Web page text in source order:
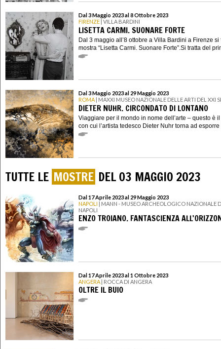
Dal 3 Maggio 2023 al 8 Ottobre 2023
FIRENZE | VILLA BARDINI
LISETTA CARMI. SUONARE FORTE
Dal 3 maggio all’8 ottobre a Villa Bardini a Firenze si
mostra “Lisetta Carmi. Suonare Forte”.Si tratta del
Dal 3 Maggio 2023 al 29 Maggio 2023
ROMA | MAXXI MUSEO NAZIONALE DELLE ARTI DEL XXI
DIETER NUHR. CIRCONDATO DI LONTANO
Viaggiare per il mondo in nome dell’arte – questo è
con cui l’artista tedesco Dieter Nuhr torna ad esporre
TUTTE LE MOSTRE DEL 03 MAGGIO 2023
Dal 17 Aprile 2023 al 29 Maggio 2023
NAPOLI | MANN - MUSEO ARCHEOLOGICO NAZIONALE
NAPOLI
ENZO TROIANO. FANTASCIENZA
Dal 17 Aprile 2023 al 1 Ottobre 2023
ANGERA | ROCCA DI ANGERA
OLTRE IL BUIO